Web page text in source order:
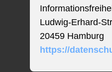
Ludwig-Erhard-
20459 Hamburg
https://